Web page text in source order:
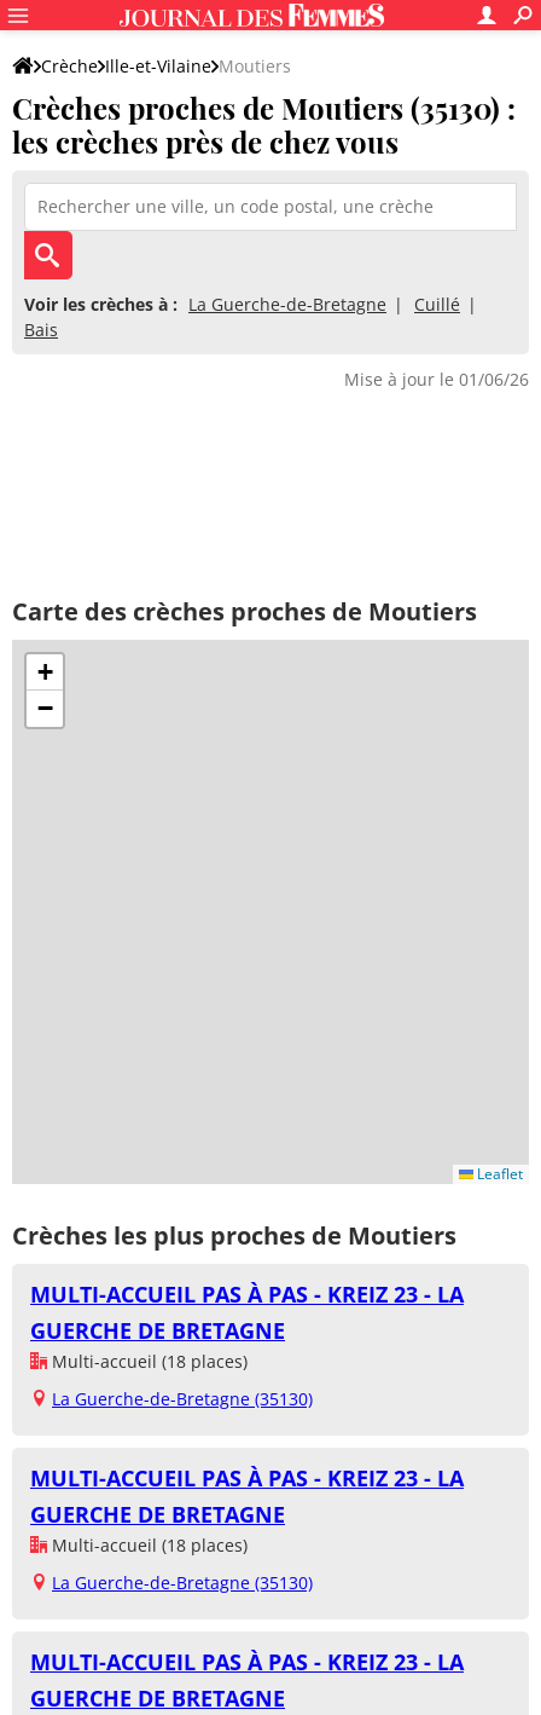
Crèche Ille-et-Vilaine Moutiers
Crèches proches de Moutiers (35130) :
les crèches près de chez vous
Voir les crèches à : La Guerche-de-Bretagne
Cuillé
Bais
Mise à jour le 01/06/26
Carte des crèches proches de Moutiers
+
−
Leaflet
Crèches les plus proches de Moutiers
MULTI-ACCUEIL PAS À PAS - KREIZ 23 - LA
GUERCHE DE BRETAGNE
Multi-accueil (18 places)
La Guerche-de-Bretagne (35130)
MULTI-ACCUEIL PAS À PAS - KREIZ 23 - LA
GUERCHE DE BRETAGNE
Multi-accueil (18 places)
La Guerche-de-Bretagne (35130)
MULTI-ACCUEIL PAS À PAS - KREIZ 23 - LA
GUERCHE DE BRETAGNE